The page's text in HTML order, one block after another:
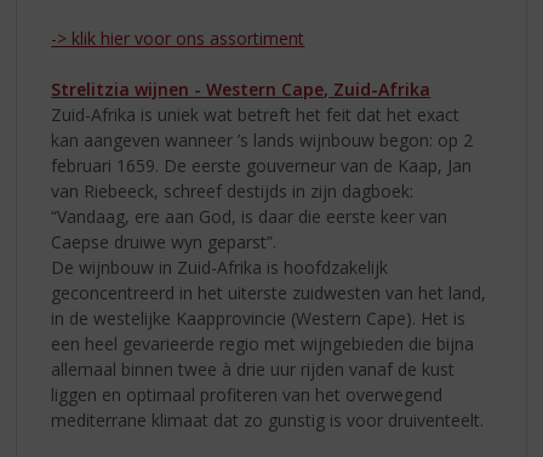
-> klik hier voor ons assortiment
Strelitzia wijnen - Western Cape, Zuid-Afrika
Zuid-Afrika is uniek wat betreft het feit dat het exact
kan aangeven wanneer ’s lands wijnbouw begon: op 2
februari 1659. De eerste gouverneur van de Kaap, Jan
van Riebeeck, schreef destijds in zijn dagboek:
“Vandaag, ere aan God, is daar die eerste keer van
Caepse druiwe wyn geparst”.
De wijnbouw in Zuid-Afrika is hoofdzakelijk
geconcentreerd in het uiterste zuidwesten van het land,
in de westelijke Kaapprovincie (Western Cape). Het is
een heel gevarieerde regio met wijngebieden die bijna
allemaal binnen twee à drie uur rijden vanaf de kust
liggen en optimaal profiteren van het overwegend
mediterrane klimaat dat zo gunstig is voor druiventeelt.